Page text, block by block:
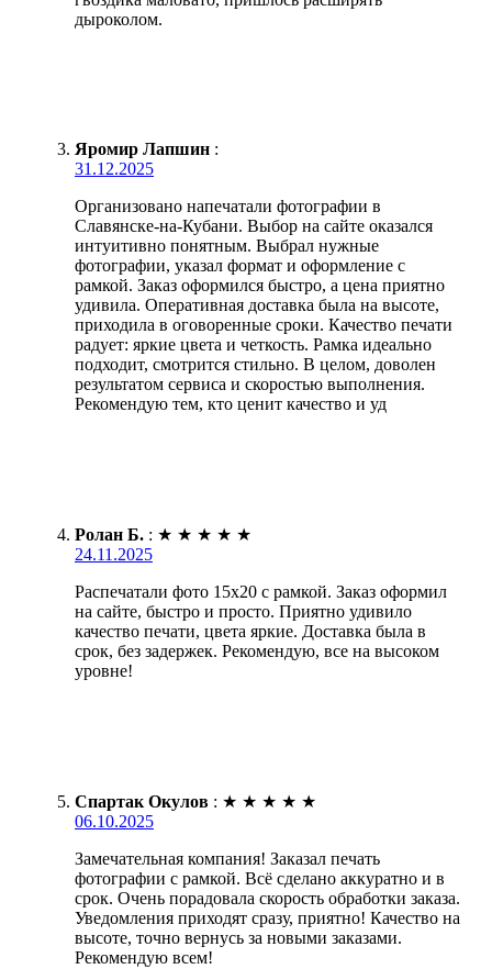
дыроколом.
Яромир Лапшин :
31.12.2025
Организовано напечатали фотографии в
Славянске-на-Кубани. Выбор на сайте оказался
интуитивно понятным. Выбрал нужные
фотографии, указал формат и оформление с
рамкой. Заказ оформился быстро, а цена приятно
удивила. Оперативная доставка была на высоте,
приходила в оговоренные сроки. Качество печати
радует: яркие цвета и четкость. Рамка идеально
подходит, смотрится стильно. В целом, доволен
результатом сервиса и скоростью выполнения.
Рекомендую тем, кто ценит качество и уд
Ролан Б. : ★ ★ ★ ★ ★
24.11.2025
Распечатали фото 15х20 с рамкой. Заказ оформил
на сайте, быстро и просто. Приятно удивило
качество печати, цвета яркие. Доставка была в
срок, без задержек. Рекомендую, все на высоком
уровне!
Спартак Окулов : ★ ★ ★ ★ ★
06.10.2025
Замечательная компания! Заказал печать
фотографии с рамкой. Всё сделано аккуратно и в
срок. Очень порадовала скорость обработки заказа.
Уведомления приходят сразу, приятно! Качество на
высоте, точно вернусь за новыми заказами.
Рекомендую всем!